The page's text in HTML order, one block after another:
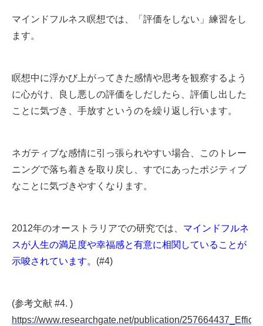
マインドフルネス瞑想では、「評価をしない」練習をし
ます。
瞑想中に浮かび上がってきた感情や思考を観察するよう
に心がけ、良し悪しの評価をしだしたら、評価し出した
ことに気づき、手放すというのを繰り返し行います。
ネガティブな感情に引っ張られやすい場合、このトレー
ニングで落ち着きを取り戻し、すでにあったポジティブ
なことに気づきやすくなります。
2012年のオーストラリアでの研究では、 マインドフルネ
スが人生の満足度や幸福感と有意に相関していることが
示唆されています。 (#4)
(参考文献 #4. )
https://www.researchgate.net/publication/